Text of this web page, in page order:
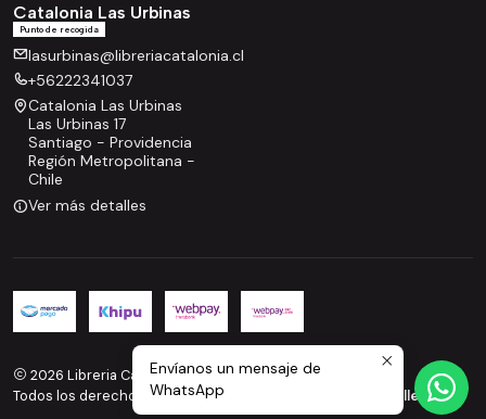
Catalonia Las Urbinas
Punto de recogida
lasurbinas@libreriacatalonia.cl
+56222341037
Catalonia Las Urbinas
Las Urbinas 17
Santiago - Providencia
Región Metropolitana -
Chile
Ver más detalles
2026 Libreria Catalonia.
Todos los derechos reservados.
Desarrollado por Jumpseller
Envíanos un mensaje de
WhatsApp